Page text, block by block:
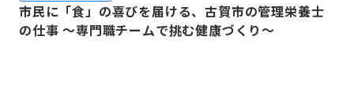
市民に「食」の喜びを届ける、古賀市の管理栄養士
の仕事 ～専門職チームで挑む健康づくり～